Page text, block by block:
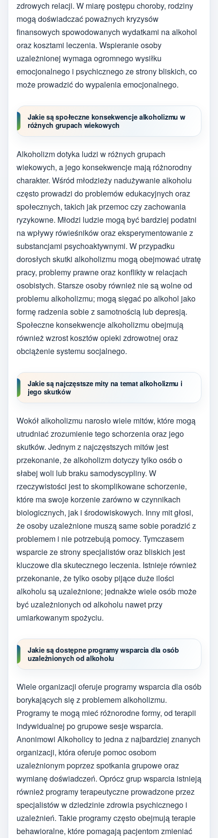
zdrowych relacji. W miarę postępu choroby, rodziny
mogą doświadczać poważnych kryzysów
finansowych spowodowanych wydatkami na alkohol
oraz kosztami leczenia. Wspieranie osoby
uzależnionej wymaga ogromnego wysiłku
emocjonalnego i psychicznego ze strony bliskich, co
może prowadzić do wypalenia emocjonalnego.
Jakie są społeczne konsekwencje alkoholizmu w
różnych grupach wiekowych
Alkoholizm dotyka ludzi w różnych grupach
wiekowych, a jego konsekwencje mają różnorodny
charakter. Wśród młodzieży nadużywanie alkoholu
często prowadzi do problemów edukacyjnych oraz
społecznych, takich jak przemoc czy zachowania
ryzykowne. Młodzi ludzie mogą być bardziej podatni
na wpływy rówieśników oraz eksperymentowanie z
substancjami psychoaktywnymi. W przypadku
dorosłych skutki alkoholizmu mogą obejmować utratę
pracy, problemy prawne oraz konflikty w relacjach
osobistych. Starsze osoby również nie są wolne od
problemu alkoholizmu; mogą sięgać po alkohol jako
formę radzenia sobie z samotnością lub depresją.
Społeczne konsekwencje alkoholizmu obejmują
również wzrost kosztów opieki zdrowotnej oraz
obciążenie systemu socjalnego.
Jakie są najczęstsze mity na temat alkoholizmu i
jego skutków
Wokół alkoholizmu narosło wiele mitów, które mogą
utrudniać zrozumienie tego schorzenia oraz jego
skutków. Jednym z najczęstszych mitów jest
przekonanie, że alkoholizm dotyczy tylko osób o
słabej woli lub braku samodyscypliny. W
rzeczywistości jest to skomplikowane schorzenie,
które ma swoje korzenie zarówno w czynnikach
biologicznych, jak i środowiskowych. Inny mit głosi,
że osoby uzależnione muszą same sobie poradzić z
problemem i nie potrzebują pomocy. Tymczasem
wsparcie ze strony specjalistów oraz bliskich jest
kluczowe dla skutecznego leczenia. Istnieje również
przekonanie, że tylko osoby pijące duże ilości
alkoholu są uzależnione; jednakże wiele osób może
być uzależnionych od alkoholu nawet przy
umiarkowanym spożyciu.
Jakie są dostępne programy wsparcia dla osób
uzależnionych od alkoholu
Wiele organizacji oferuje programy wsparcia dla osób
borykających się z problemem alkoholizmu.
Programy te mogą mieć różnorodne formy, od terapii
indywidualnej po grupowe sesje wsparcia.
Anonimowi Alkoholicy to jedna z najbardziej znanych
organizacji, która oferuje pomoc osobom
uzależnionym poprzez spotkania grupowe oraz
wymianę doświadczeń. Oprócz grup wsparcia istnieją
również programy terapeutyczne prowadzone przez
specjalistów w dziedzinie zdrowia psychicznego i
uzależnień. Takie programy często obejmują terapie
behawioralne, które pomagają pacjentom zmieniać